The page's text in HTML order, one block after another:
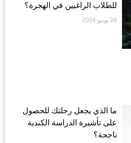
للطلاب الراغبين في الهجرة؟
26 يونيو 2026
ما الذي يجعل رحلتك للحصول
على تأشيرة الدراسة الكندية
ناجحة؟